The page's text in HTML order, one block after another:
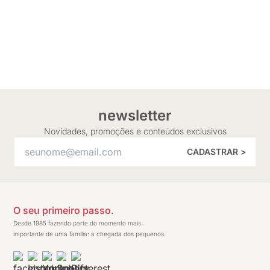
newsletter
Novidades, promoções e conteúdos exclusivos
CADASTRAR >
O seu primeiro passo.
Desde 1985 fazendo parte do momento mais
importante de uma família: a chegada dos pequenos.